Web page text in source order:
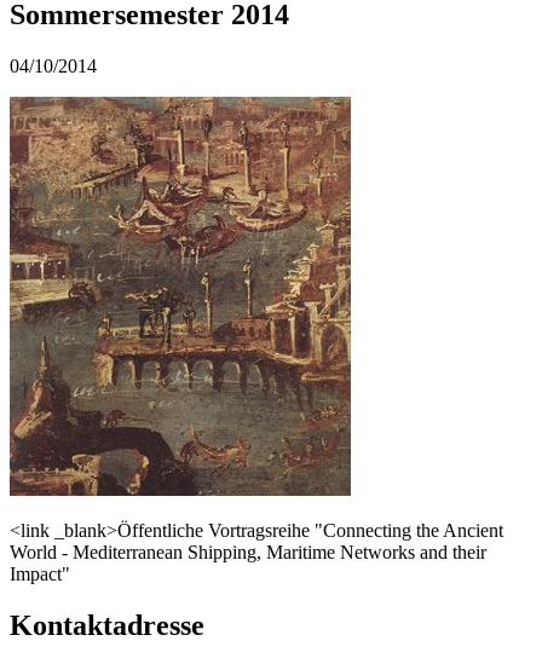
Sommersemester 2014
04/10/2014
<link _blank>Öffentliche Vortragsreihe "Connecting the Ancient
World - Mediterranean Shipping, Maritime Networks and their
Impact"
Kontaktadresse